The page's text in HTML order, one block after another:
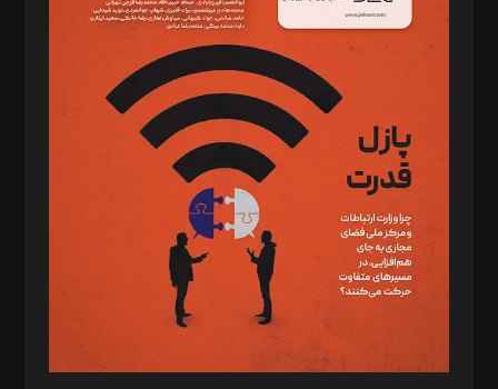
د‌بیر حقوق فناوری: حسام‌الدین ایپکچی
د‌بیر پیوست جهان: مینا پاکدل
د‌بیر تحریریه آنلاین: بابک نقاش
تحریریه‌: مجتبی محمود‌ی، آرش برهمند، یسنا امان‌پور، سروش کرمیان،
مصطفی مسجدی آرانی، ابوالفضل رجبی، زهرا فکرانه، فائزه فتحی
رستمی،مصطفی باستان
ویرایش: نگار استاد‌‌آقا
طراح یونیفرم: مجید توکلی
فیلمبرداری و عکاسی: امیر شفیعی، مانی لطفی زاده
گرافیک و صفحه‌آرایی: سید‌سبحان‌علی ثابت
مد‌یر توسعه تجاری: کامبیز برید‌
امور مالی: شاپور رهبری، محمد‌ کاظمی‌نیا